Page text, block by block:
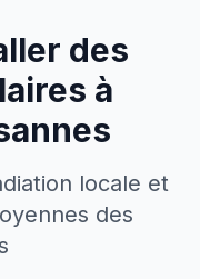
des
à
locale et
des